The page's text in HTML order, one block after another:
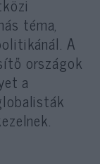
téma,
A
országok
a